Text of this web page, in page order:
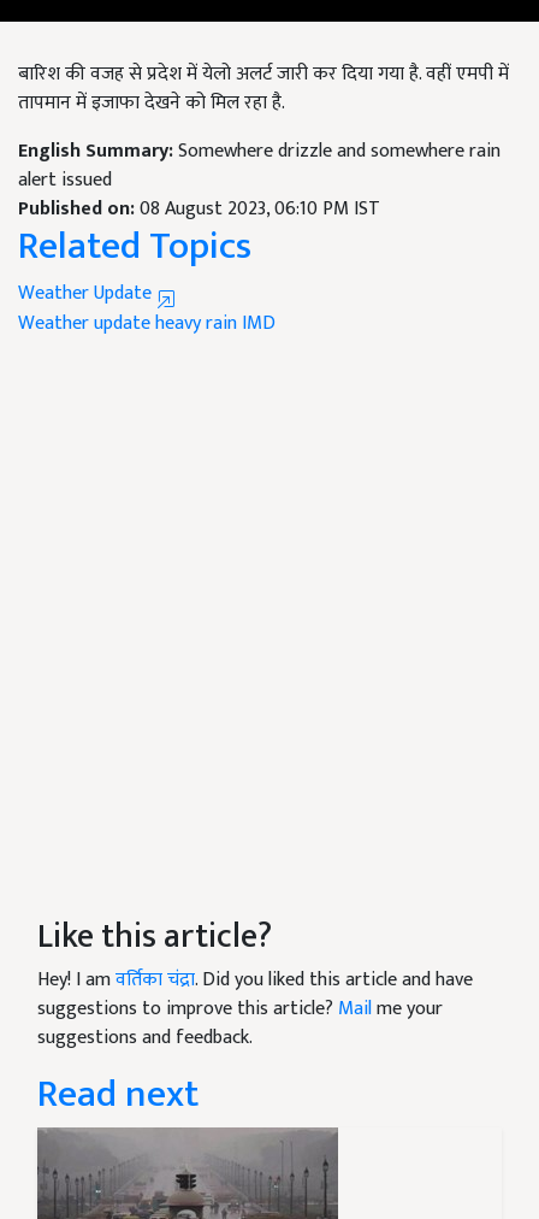
बारिश की वजह से प्रदेश में येलो अलर्ट जारी कर दिया गया है. वहीं एमपी में
तापमान में इजाफा देखने को मिल रहा है.
English Summary:Somewhere drizzle and somewhere rain
alert issued
Published on:08 August 2023, 06:10 PM IST
Related Topics
Weather Update
Weather updateheavy rainIMD
Like this article?
Hey! I amवर्तिका चंद्रा. Did you liked this article and have
suggestions to improve this article? Mailme your
suggestions and feedback.
Read next